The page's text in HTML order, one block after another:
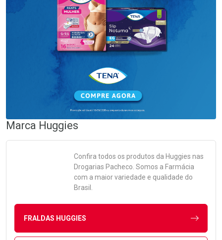
Marca Huggies
Confira todos os produtos da Huggies nas
Drogarias Pacheco. Somos a Farmácia
com a maior variedade e qualidade do
Brasil.
FRALDAS HUGGIES